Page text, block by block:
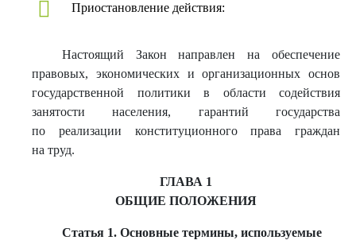
Приостановление действия:
Настоящий Закон направлен на обеспечение
правовых, экономических и организационных основ
государственной политики в области содействия
занятости населения, гарантий государства
по реализации конституционного права граждан
на труд.
ГЛАВА 1
ОБЩИЕ ПОЛОЖЕНИЯ
Статья 1. Основные термины, используемые